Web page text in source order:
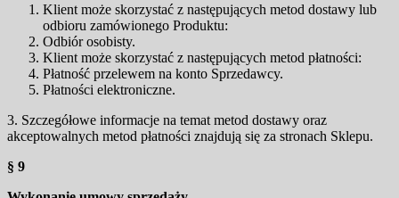
Klient może skorzystać z następujących metod dostawy lub
odbioru zamówionego Produktu:
Odbiór osobisty.
Klient może skorzystać z następujących metod płatności:
Płatność przelewem na konto Sprzedawcy.
Płatności elektroniczne.
3. Szczegółowe informacje na temat metod dostawy oraz
akceptowalnych metod płatności znajdują się za stronach Sklepu.
§ 9